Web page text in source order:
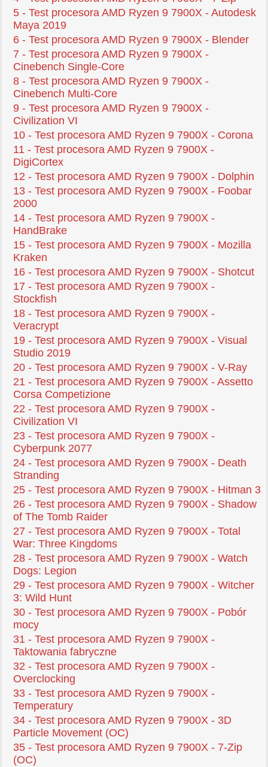
5 - Test procesora AMD Ryzen 9 7900X - Autodesk
Maya 2019
6 - Test procesora AMD Ryzen 9 7900X - Blender
7 - Test procesora AMD Ryzen 9 7900X -
Cinebench Single-Core
8 - Test procesora AMD Ryzen 9 7900X -
Cinebench Multi-Core
9 - Test procesora AMD Ryzen 9 7900X -
Civilization VI
10 - Test procesora AMD Ryzen 9 7900X - Corona
11 - Test procesora AMD Ryzen 9 7900X -
DigiCortex
12 - Test procesora AMD Ryzen 9 7900X - Dolphin
13 - Test procesora AMD Ryzen 9 7900X - Foobar
2000
14 - Test procesora AMD Ryzen 9 7900X -
HandBrake
15 - Test procesora AMD Ryzen 9 7900X - Mozilla
Kraken
16 - Test procesora AMD Ryzen 9 7900X - Shotcut
17 - Test procesora AMD Ryzen 9 7900X -
Stockfish
18 - Test procesora AMD Ryzen 9 7900X -
Veracrypt
19 - Test procesora AMD Ryzen 9 7900X - Visual
Studio 2019
20 - Test procesora AMD Ryzen 9 7900X - V-Ray
21 - Test procesora AMD Ryzen 9 7900X - Assetto
Corsa Competizione
22 - Test procesora AMD Ryzen 9 7900X -
Civilization VI
23 - Test procesora AMD Ryzen 9 7900X -
Cyberpunk 2077
24 - Test procesora AMD Ryzen 9 7900X - Death
Stranding
25 - Test procesora AMD Ryzen 9 7900X - Hitman 3
26 - Test procesora AMD Ryzen 9 7900X - Shadow
of The Tomb Raider
27 - Test procesora AMD Ryzen 9 7900X - Total
War: Three Kingdoms
28 - Test procesora AMD Ryzen 9 7900X - Watch
Dogs: Legion
29 - Test procesora AMD Ryzen 9 7900X - Witcher
3: Wild Hunt
30 - Test procesora AMD Ryzen 9 7900X - Pobór
mocy
31 - Test procesora AMD Ryzen 9 7900X -
Taktowania fabryczne
32 - Test procesora AMD Ryzen 9 7900X -
Overclocking
33 - Test procesora AMD Ryzen 9 7900X -
Temperatury
34 - Test procesora AMD Ryzen 9 7900X - 3D
Particle Movement (OC)
35 - Test procesora AMD Ryzen 9 7900X - 7-Zip
(OC)